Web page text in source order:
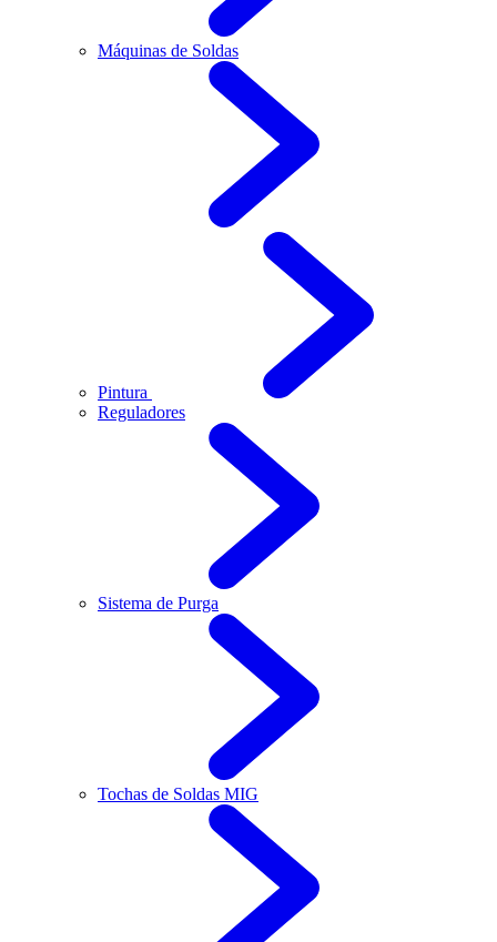
Máquinas de Soldas
Pintura
Reguladores
Sistema de Purga
Tochas de Soldas MIG